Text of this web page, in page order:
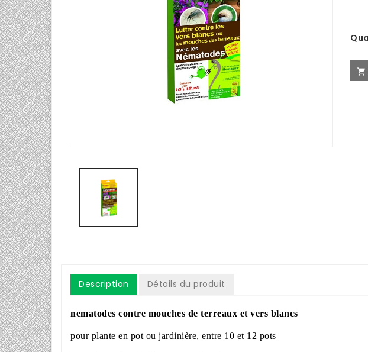

Description Détails du produit
nematodes contre mouches de terreaux et vers blancs
pour plante en pot ou jardinière, entre 10 et 12 pots